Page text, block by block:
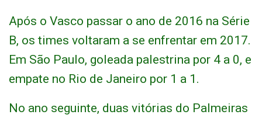
Após o Vasco passar o ano de 2016 na Série
B, os times voltaram a se enfrentar em 2017.
Em São Paulo, goleada palestrina por 4 a 0, e
empate no Rio de Janeiro por 1 a 1.
No ano seguinte, duas vitórias do Palmeiras